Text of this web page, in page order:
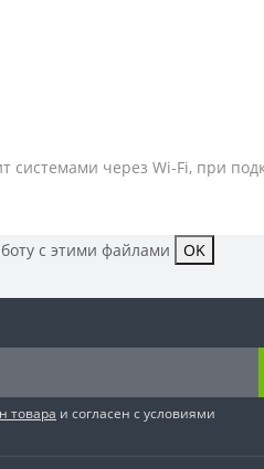
системами через Wi-Fi, при
с этими файлами OK
товара и согласен с условиями